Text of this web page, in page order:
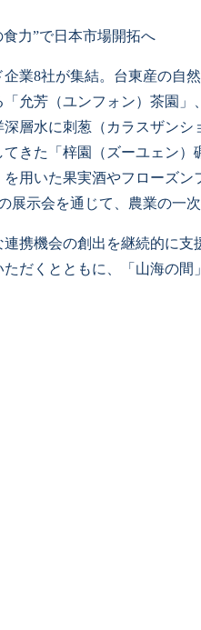
力”で日本市場開拓へ
業8社が集結。台東産の
允芳（ユンフォン）茶園
層水に刺葱（カラスザン
きた「梓園（ズーユェン
用いた果実酒やフローズ
示会を通じて、農業の一
携機会の創出を継続的に
だくとともに、「山海の